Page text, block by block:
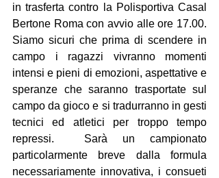
in trasferta contro
la Polisportiva Casal
Bertone Roma con avvio alle ore 17.00.
Siamo sicuri che prima di scendere in
campo i ragazzi vivranno momenti
intensi e pieni di emozioni, aspettative e
speranze che saranno trasportate sul
campo da gioco e si tradurranno in gesti
tecnici ed atletici per troppo tempo
repressi.  Sarà un campionato
particolarmente breve dalla formula
necessariamente innovativa, i consueti